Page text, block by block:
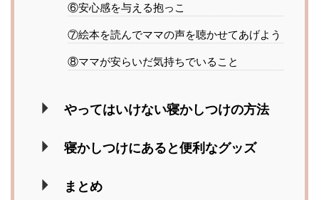
⑥安心感を与える抱っこ
⑦絵本を読んでママの声を聴かせてあげよう
⑧ママが安らいだ気持ちでいること
やってはいけない寝かしつけの方法
寝かしつけにあると便利なグッズ
まとめ